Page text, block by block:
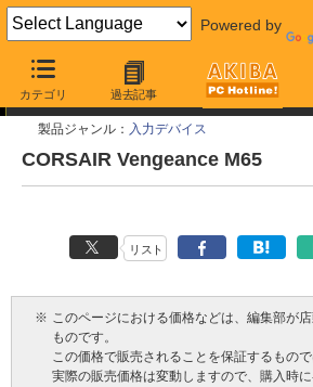
Powered by
カテゴリ 過去記事
今週見つけた新製品
製品ジャンル： 入力デバイス
CORSAIR Vengeance M65
リスト
※ このページにおける価格などは、編集部が
ものです。
この価格で販売されることを保証するもので
実際の販売価格は変動しますので、購入時